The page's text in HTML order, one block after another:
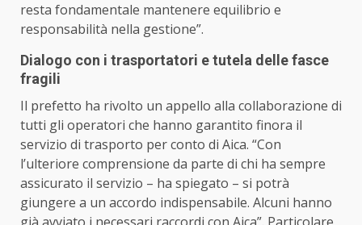
resta fondamentale mantenere equilibrio e
responsabilità nella gestione”.
Dialogo con i trasportatori e tutela delle fasce
fragili
Il prefetto ha rivolto un appello alla collaborazione di
tutti gli operatori che hanno garantito finora il
servizio di trasporto per conto di Aica. “Con
l’ulteriore comprensione da parte di chi ha sempre
assicurato il servizio – ha spiegato – si potrà
giungere a un accordo indispensabile. Alcuni hanno